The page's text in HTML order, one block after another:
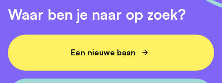
Waar ben je naar op zoek?
Een nieuwe baan